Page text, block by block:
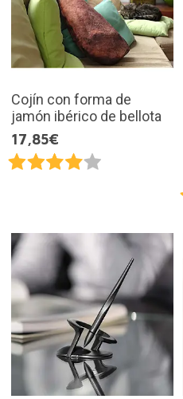
Cojín con forma de
jamón ibérico de bellota
17,85€